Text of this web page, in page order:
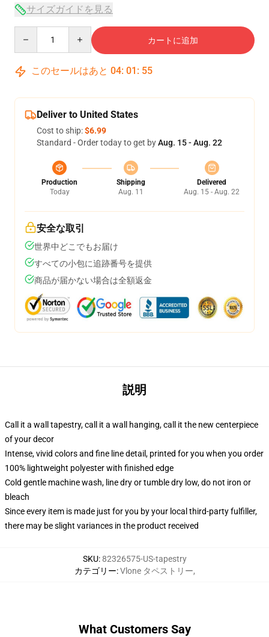
サイズガイドを見る
カートに追加
このセールはあと 04: 01 : 54
Deliver to United States
Cost to ship:$6.99
Standard - Order today to get byAug. 15 - Aug. 22
Production
Today
Shipping
Aug. 11
Delivered
Aug. 15 - Aug. 22
安全な取引
世界中どこでもお届け
すべての小包に追跡番号を提供
商品が届かない場合は全額返金
説明
Call it a wall tapestry, call it a wall hanging, call it the new centerpiece
of your decor
Intense, vivid colors and fine line detail, printed for you when you order
100% lightweight polyester with finished edge
Cold gentle machine wash, line dry or tumble dry low, do not iron or
bleach
Since every item is made just for you by your local third-party fulfiller,
there may be slight variances in the product received
SKU:82326575-US-tapestry
カテゴリー:Vlone タペストリー,
What Customers Say